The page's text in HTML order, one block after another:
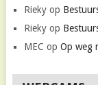
Riekyop
Riekyop
MEC op Op weg